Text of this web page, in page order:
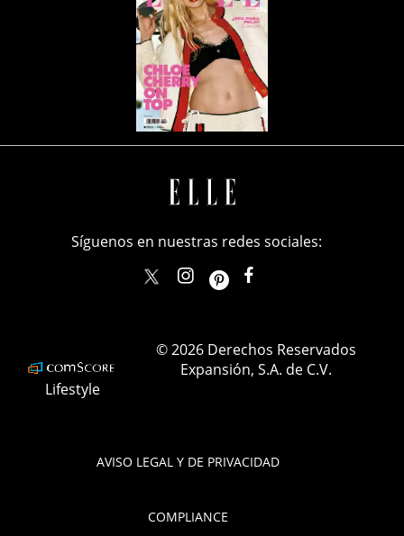
AVISO LEGAL Y DE PRIVACIDAD
COMPLIANCE
Síguenos en nuestras redes sociales:
elle_mexicoellemexico
Lifestyle
© 2026 Derechos Reservados
Expansión, S.A. de C.V.